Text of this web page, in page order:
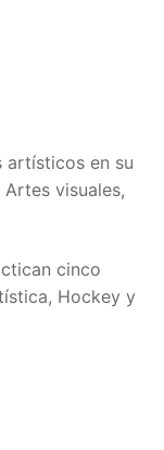
artísticos en su
visuales,
cinco
Hockey y